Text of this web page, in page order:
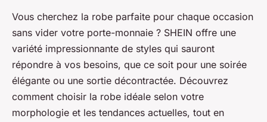
Vous cherchez la robe parfaite pour chaque occasion
sans vider votre porte-monnaie ? SHEIN offre une
variété impressionnante de styles qui sauront
répondre à vos besoins, que ce soit pour une soirée
élégante ou une sortie décontractée. Découvrez
comment choisir la robe idéale selon votre
morphologie et les tendances actuelles, tout en